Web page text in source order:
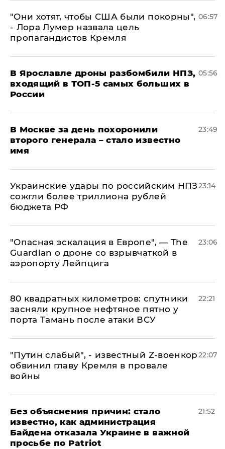
"Они хотят, чтобы США были покорны",
- Лора Лумер назвала цель
пропагандистов Кремля
06:57
В Ярославле дроны разбомбили НПЗ,
входящий в ТОП-5 самых больших в
России
05:56
В Москве за день похоронили
второго генерала – стало известно
имя
23:49
Украинские удары по российским НПЗ
сожгли более триллиона рублей
бюджета РФ
23:14
"Опасная эскалация в Европе", — The
Guardian о дроне со взрывчаткой в
аэропорту Лейпцига
23:06
80 квадратных километров: спутники
засняли крупное нефтяное пятно у
порта Тамань после атаки ВСУ
22:21
​"Путин слабый", - известный Z-военкор
обвинил главу Кремля в провале
войны
22:07
Без объяснения причин: стало
известно, как администрация
Байдена отказала Украине в важной
просьбе по Patriot
21:52